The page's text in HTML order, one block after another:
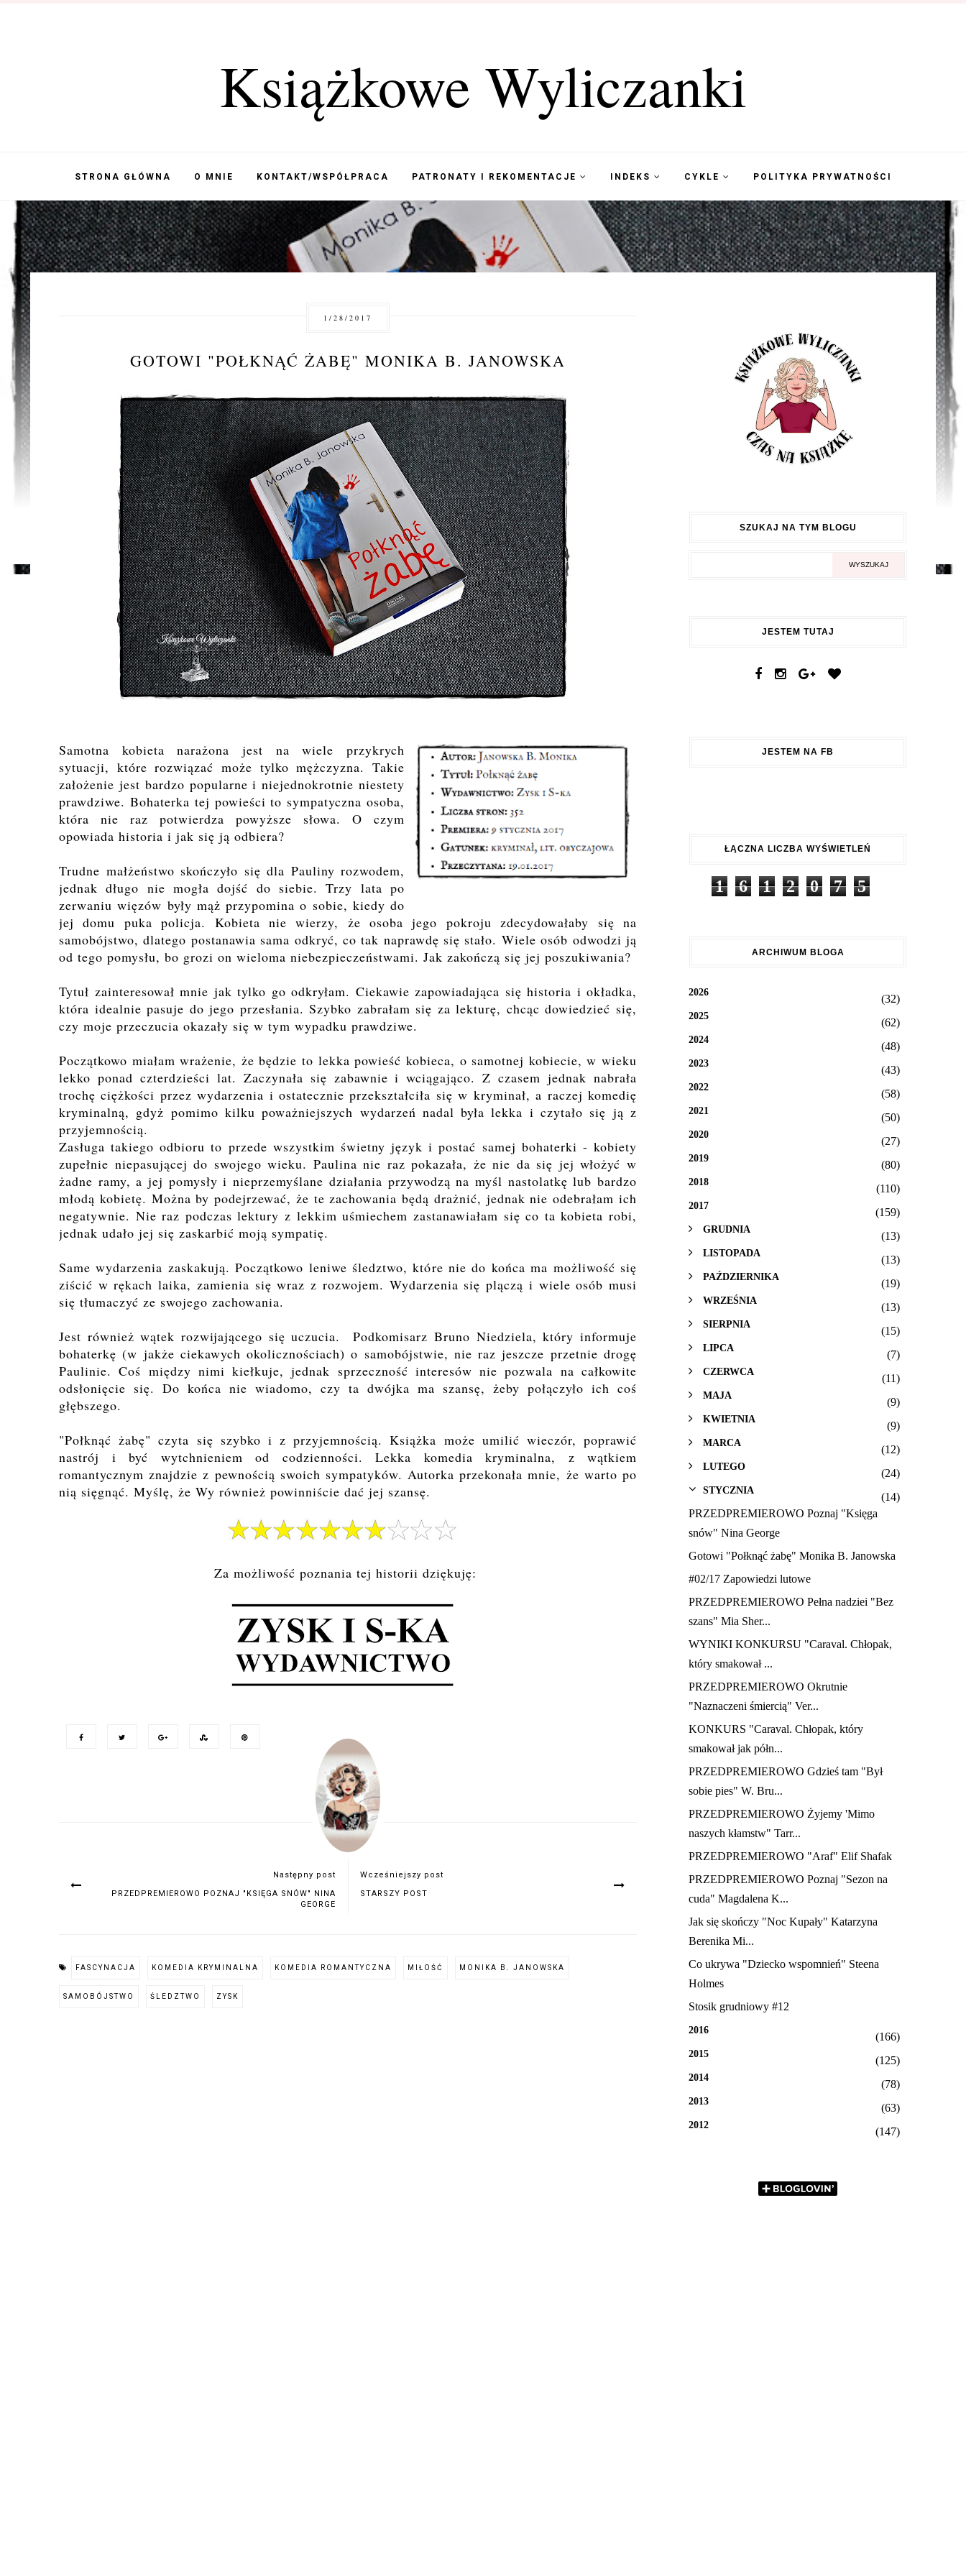
Książkowe Wyliczanki
STRONA GŁÓWNA O MNIE KONTAKT/WSPÓŁPRACA PATRONATY I REKOMENTACJE INDEKS CYKLE POLITYKA PRYWATNOŚCI
1/28/2017
GOTOWI "POŁKNĄĆ ŻABĘ" MONIKA B. JANOWSKA
Samotna kobieta narażona jest na wiele przykrych
sytuacji, które rozwiązać może tylko mężczyzna. Takie
założenie jest bardzo popularne i niejednokrotnie niestety
prawdziwe. Bohaterka tej powieści to sympatyczna osoba,
która nie raz potwierdza powyższe słowa. O czym
opowiada historia i jak się ją odbiera?
Trudne małżeństwo skończyło się dla Pauliny rozwodem,
jednak długo nie mogła dojść do siebie. Trzy lata po
zerwaniu więzów były mąż przypomina o sobie, kiedy do
jej domu puka policja. Kobieta nie wierzy, że osoba jego pokroju zdecydowałaby się na
samobójstwo, dlatego postanawia sama odkryć, co tak naprawdę się stało. Wiele osób odwodzi ją
od tego pomysłu, bo grozi on wieloma niebezpieczeństwami. Jak zakończą się jej poszukiwania?
Tytuł zainteresował mnie jak tylko go odkryłam. Ciekawie zapowiadająca się historia i okładka,
która idealnie pasuje do jego przesłania. Szybko zabrałam się za lekturę, chcąc dowiedzieć się,
czy moje przeczucia okazały się w tym wypadku prawdziwe.
Początkowo miałam wrażenie, że będzie to lekka powieść kobieca, o samotnej kobiecie, w wieku
lekko ponad czterdzieści lat. Zaczynała się zabawnie i wciągająco. Z czasem jednak nabrała
trochę ciężkości przez wydarzenia i ostatecznie przekształciła się w kryminał, a raczej komedię
kryminalną, gdyż pomimo kilku poważniejszych wydarzeń nadal była lekka i czytało się ją z
przyjemnością.
Zasługa takiego odbioru to przede wszystkim świetny język i postać samej bohaterki - kobiety
zupełnie niepasującej do swojego wieku. Paulina nie raz pokazała, że nie da się jej włożyć w
żadne ramy, a jej pomysły i nieprzemyślane działania przywodzą na myśl nastolatkę lub bardzo
młodą kobietę. Można by podejrzewać, że te zachowania będą drażnić, jednak nie odebrałam ich
negatywnie. Nie raz podczas lektury z lekkim uśmiechem zastanawiałam się co ta kobieta robi,
jednak udało jej się zaskarbić moją sympatię.
Same wydarzenia zaskakują. Początkowo leniwe śledztwo, które nie do końca ma możliwość się
ziścić w rękach laika, zamienia się wraz z rozwojem. Wydarzenia się plączą i wiele osób musi
się tłumaczyć ze swojego zachowania.
Jest również wątek rozwijającego się uczucia. Podkomisarz Bruno Niedziela, który informuje
bohaterkę (w jakże ciekawych okolicznościach) o samobójstwie, nie raz jeszcze przetnie drogę
Paulinie. Coś między nimi kiełkuje, jednak sprzeczność interesów nie pozwala na całkowite
odsłonięcie się. Do końca nie wiadomo, czy ta dwójka ma szansę, żeby połączyło ich coś
głębszego.
"Połknąć żabę" czyta się szybko i z przyjemnością. Książka może umilić wieczór, poprawić
nastrój i być wytchnieniem od codzienności. Lekka komedia kryminalna, z wątkiem
romantycznym znajdzie z pewnością swoich sympatyków. Autorka przekonała mnie, że warto po
nią sięgnąć. Myślę, że Wy również powinniście dać jej szansę.
Za możliwość poznania tej historii dziękuję:
Następny post
PRZEDPREMIEROWO POZNAJ "KSIĘGA SNÓW" NINA
GEORGE
Wcześniejszy post
STARSZY POST
FASCYNACJA KOMEDIA KRYMINALNA KOMEDIA ROMANTYCZNA MIŁOŚĆ MONIKA B. JANOWSKA
SAMOBÓJSTWO ŚLEDZTWO ZYSK
SZUKAJ NA TYM BLOGU
JESTEM TUTAJ
JESTEM NA FB
ŁĄCZNA LICZBA WYŚWIETLEŃ
1 6 1 2 0 7 5
ARCHIWUM BLOGA
2026
(32)
2025
(62)
2024
(48)
2023
(43)
2022
(58)
2021
(50)
2020
(27)
2019
(80)
2018
(110)
2017
(159)
GRUDNIA
(13)
LISTOPADA
(13)
PAŹDZIERNIKA
(19)
WRZEŚNIA
(13)
SIERPNIA
(15)
LIPCA
(7)
CZERWCA
(11)
MAJA
(9)
KWIETNIA
(9)
MARCA
(12)
LUTEGO
(24)
STYCZNIA
(14)
PRZEDPREMIEROWO Poznaj "Księga
snów" Nina George
Gotowi "Połknąć żabę" Monika B. Janowska
#02/17 Zapowiedzi lutowe
PRZEDPREMIEROWO Pełna nadziei "Bez
szans" Mia Sher...
WYNIKI KONKURSU "Caraval. Chłopak,
który smakował ...
PRZEDPREMIEROWO Okrutnie
"Naznaczeni śmiercią" Ver...
KONKURS "Caraval. Chłopak, który
smakował jak półn...
PRZEDPREMIEROWO Gdzieś tam "Był
sobie pies" W. Bru...
PRZEDPREMIEROWO Żyjemy 'Mimo
naszych kłamstw" Tarr...
PRZEDPREMIEROWO "Araf" Elif Shafak
PRZEDPREMIEROWO Poznaj "Sezon na
cuda" Magdalena K...
Jak się skończy "Noc Kupały" Katarzyna
Berenika Mi...
Co ukrywa "Dziecko wspomnień" Steena
Holmes
Stosik grudniowy #12
2016
(166)
2015
(125)
2014
(78)
2013
(63)
2012
(147)